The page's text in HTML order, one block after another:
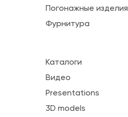
Погонажные изделия
Фурнитура
Каталоги
Видео
Presentations
3D models